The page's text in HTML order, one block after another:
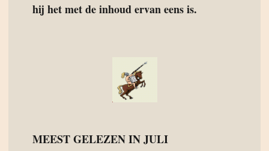
hij het met de inhoud ervan eens is.
MEEST GELEZEN IN JULI